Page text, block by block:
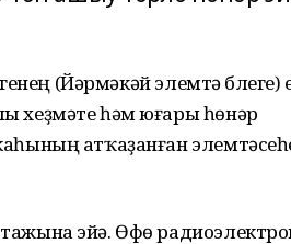
(Йәрмәкәй элемтә бүлеге)
хеҙмәте һәм юғары һөнәр
атҡаҙанған
эйә. Өфө